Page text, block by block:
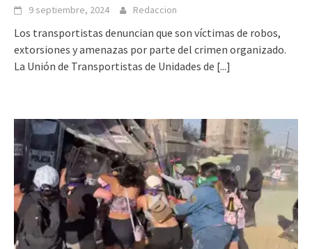
9 septiembre, 2024 Redaccion
Los transportistas denuncian que son víctimas de robos,
extorsiones y amenazas por parte del crimen organizado.
La Unión de Transportistas de Unidades de [...]